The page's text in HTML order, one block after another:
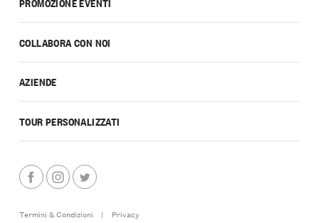
COLLABORA CON NOI
AZIENDE
TOUR PERSONALIZZATI
Termini & Condizioni |
Privacy